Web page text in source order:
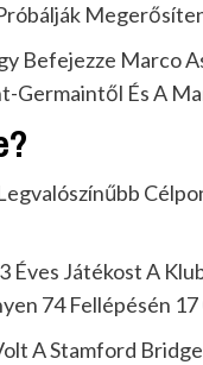
Befejezze Marco
Germaintől És A
Játékost A
74 Fellépésén
A Stamford